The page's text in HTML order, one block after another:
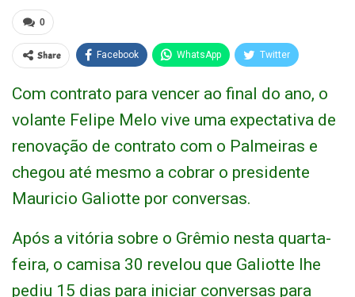
0
Share Facebook WhatsApp Twitter
Com contrato para vencer ao final do ano, o
volante Felipe Melo vive uma expectativa de
renovação de contrato com o Palmeiras e
chegou até mesmo a cobrar o presidente
Mauricio Galiotte por conversas.
Após a vitória sobre o Grêmio nesta quarta-
feira, o camisa 30 revelou que Galiotte lhe
pediu 15 dias para iniciar conversas para